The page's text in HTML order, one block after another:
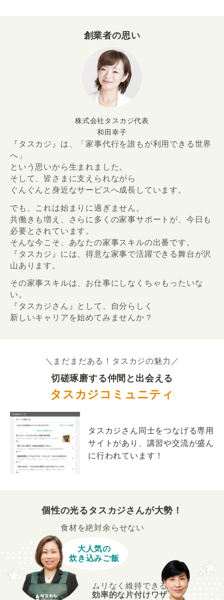
創業者の思い
株式会社タスカジ代表
和田幸子
『タスカジ』は、「家事代行を誰もが利用できる世界
へ」
という思いから生まれました。
そして、皆さまに支えられながら
ぐんぐんと身近なサービスへ成長しています。
でも、これは始まりに過ぎません。
共働きも増え、さらに多くの家事サポートが、今日も
必要とされています。
そんな今こそ、あなたの家事スキルの出番です。
『タスカジ』には、得意な家事で活躍できる舞台が沢
山あります。
その家事スキルは、お仕事にしなくちゃもったいな
い。
『タスカジさん』として、自分らしく
新しいキャリアを始めてみませんか？
＼まだまだある！タスカジの魅力／
切磋琢磨する仲間と出会える
タスカジコミュニティ
タスカジさん同士をつなげる専用
サイトがあり、講習や交流が盛ん
に行われています！
個性の光るタスカジさんが大勢！
食材を絶対余らせない
大人気の
炊き込みご飯
ムリなく維持できる
効率的な片付けワザ